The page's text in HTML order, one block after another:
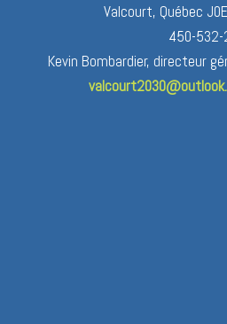
Valcourt, Québec
450-532-
Kevin Bombardier, directeur